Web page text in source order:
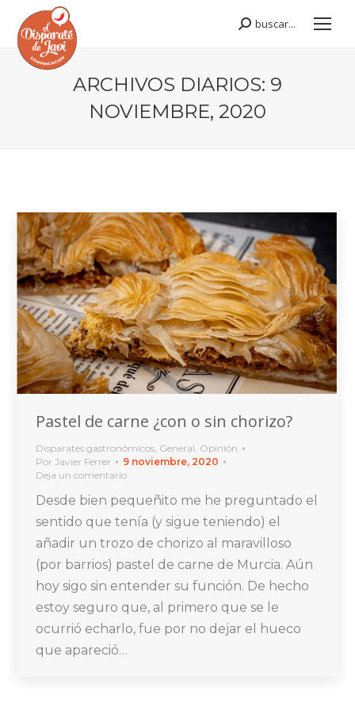
Buscar:
buscar...
ARCHIVOS DIARIOS: 9
NOVIEMBRE, 2020
Pastel de carne ¿con o sin chorizo?
Disparates gastronómicos, General, Opinión
Por Javier Ferrer
9 noviembre, 2020
Deja un comentario
Desde bien pequeñito me he preguntado el
sentido que tenía (y sigue teniendo) el
añadir un trozo de chorizo al maravilloso
(por barrios) pastel de carne de Murcia. Aún
hoy sigo sin entender su función. De hecho
estoy seguro que, al primero que se le
ocurrió echarlo, fue por no dejar el hueco
que apareció…